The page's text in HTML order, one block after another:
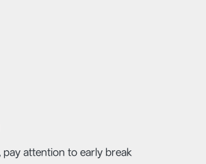
pay attention to early break